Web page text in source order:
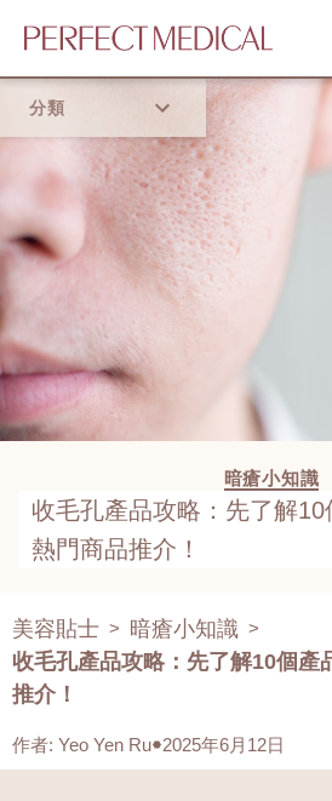
分類
首頁
流行趨勢
暗瘡小知識
收毛孔產品攻略：先了解
熱門商品推介！
美容貼士 > 暗瘡小知識 >
收毛孔產品攻略：先了解10個產
推介！
作者: Yeo Yen Ru 2025年6月12日